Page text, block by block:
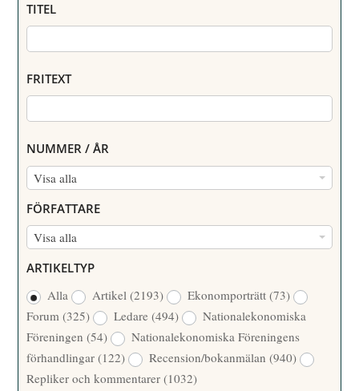
TITEL
FRITEXT
NUMMER / ÅR
Visa alla
N
M
M
/
Å
R
FÖRFATTARE
Visa alla
R
F
A
T
T
A
ARTIKELTYP
Alla
Artikel(2193) Ekonomporträtt(73)
Forum(325) Ledare(494)
Nationalekonomiska
Föreningen(54)
Nationalekonomiska Föreningens
förhandlingar(122) Recension/bokanmälan(940)
Repliker och kommentarer(1032)